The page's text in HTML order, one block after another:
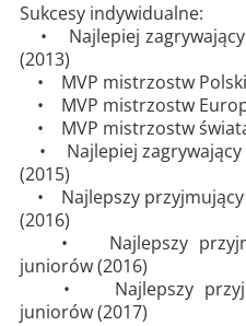
Sukcesy indywidualne:
• Najlepiej zagrywający
(2013)
• MVP mistrzostw
• MVP mistrzostw
• MVP mistrzostw
• Najlepiej zagrywający
(2015)
• Najlepszy
(2016)
• Najlepszy
juniorów (2016)
• Najlepszy
juniorów (2017)